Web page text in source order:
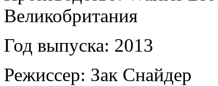
Великобритания
Год выпуска: 2013
Режиссер: Зак Снайдер